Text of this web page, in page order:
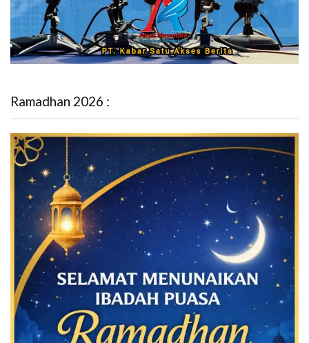
Ramadhan 2026 :